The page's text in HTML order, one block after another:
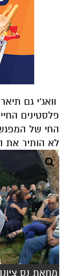
פלסטינים
החי של
לא הותיר את
מחאת נס